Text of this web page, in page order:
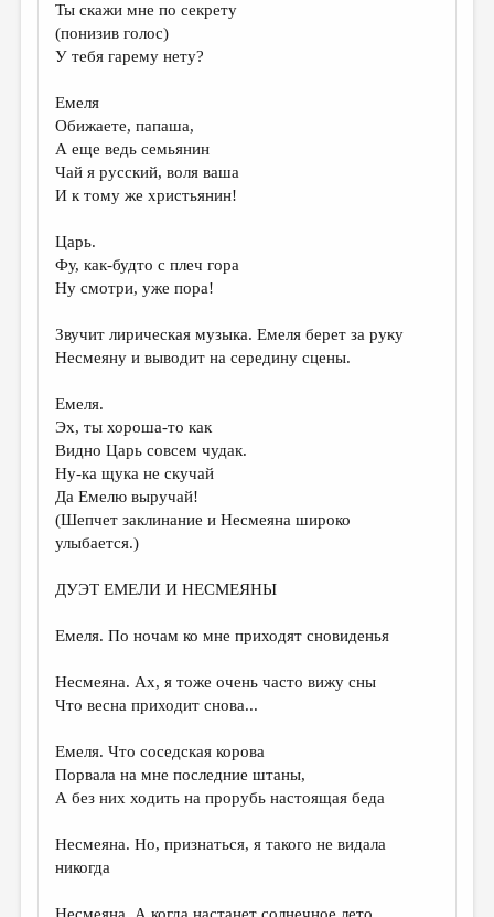
Ты скажи мне по секрету
(понизив голос)
У тебя гарему нету?
Емеля
Обижаете, папаша,
А еще ведь семьянин
Чай я русский, воля ваша
И к тому же христьянин!
Царь.
Фу, как-будто с плеч гора
Ну смотри, уже пора!
Звучит лирическая музыка. Емеля берет за руку
Несмеяну и выводит на середину сцены.
Емеля.
Эх, ты хороша-то как
Видно Царь совсем чудак.
Ну-ка щука не скучай
Да Емелю выручай!
(Шепчет заклинание и Несмеяна широко
улыбается.)
ДУЭТ ЕМЕЛИ И НЕСМЕЯНЫ
Емеля. По ночам ко мне приходят сновиденья
Несмеяна. Ах, я тоже очень часто вижу сны
Что весна приходит снова...
Емеля. Что соседская корова
Порвала на мне последние штаны,
А без них ходить на прорубь настоящая беда
Несмеяна. Но, признаться, я такого не видала
никогда